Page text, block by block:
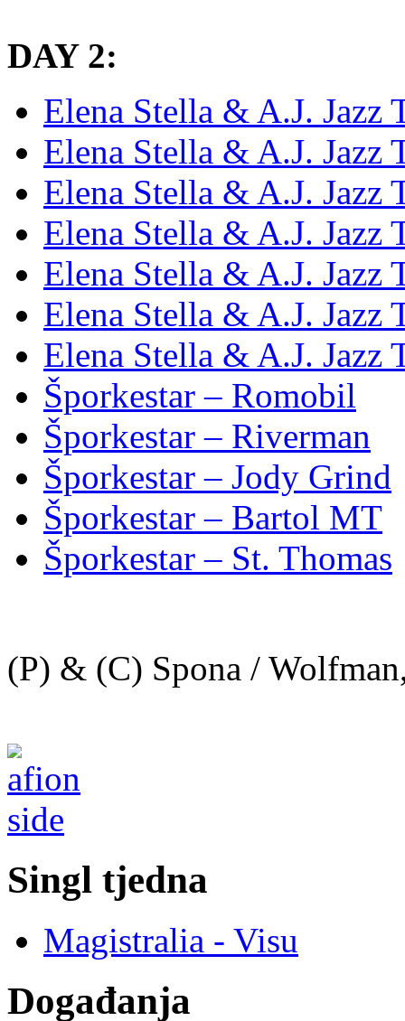
DAY 2:
Elena Stella & A.J. Jazz
Elena Stella & A.J. Jazz
Elena Stella & A.J.
Elena Stella & A.J. Jazz
Elena Stella & A.J. Jazz
Elena Stella & A.J. Jazz
Elena Stella & A.J. Jazz
Šporkestar – Romobil
Šporkestar – Riverman
Šporkestar – Jody Grind
Šporkestar – Bartol MT
Šporkestar – St. Thomas
(P) & (C) Spona /
Singl tjedna
Magistralia - Visu
Događanja